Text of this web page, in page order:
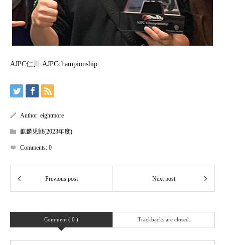
AJPC仁川 AJPCchampionship
Author: eightmore
麒麟児戦(2023年度)
Comments: 0
Comment ( 0 ) Trackbacks are closed.